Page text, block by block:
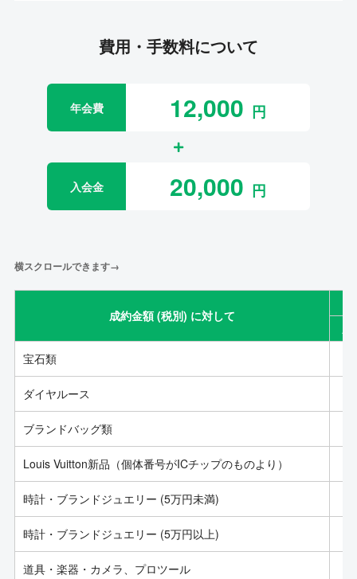
費用・手数料について
年会費 12,000
入会金 20,000
横スクロールできます→
成約金額 (税別) に対して
宝石類
ダイヤルース
ブランドバッグ類
Louis Vuitton新品（個体番号がICチップのものより）
時計・ブランドジュエリー (5万円未満)
時計・ブランドジュエリー (5万円以上)
道具・楽器・カメラ、プロツール